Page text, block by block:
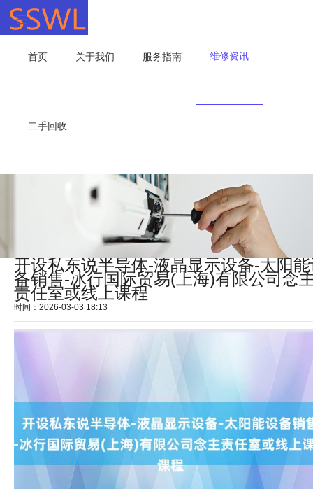
首页 关于我们 服务指南 维修资讯
二手回收
开设私东说半导体-液晶显示设备-太阳
备销售-冰行国际贸易(上海)有限公司念
责任室或线上课程
时间：2026-03-03 18:13